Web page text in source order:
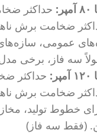
حداکثر
عمومی،
سه فاز، برخی
حداکثر
خطوط تولید،
(فقط سه فاز)